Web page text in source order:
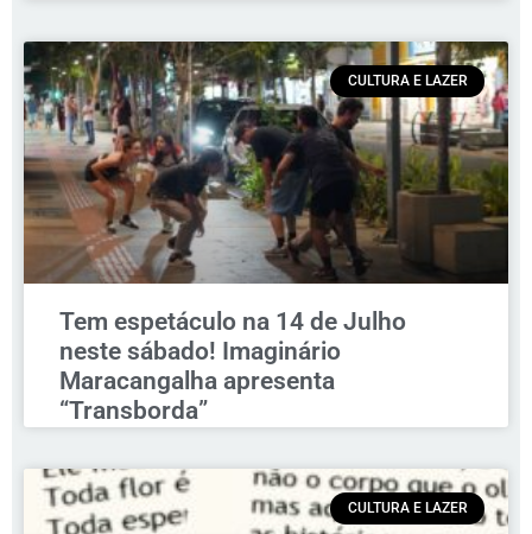
CULTURA E LAZER
Tem espetáculo na 14 de Julho
neste sábado! Imaginário
Maracangalha apresenta
“Transborda”
CULTURA E LAZER